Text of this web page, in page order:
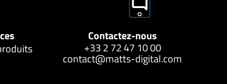
Contactez-nous
+33 2 72 47 10 00
contact@matts-digital.com